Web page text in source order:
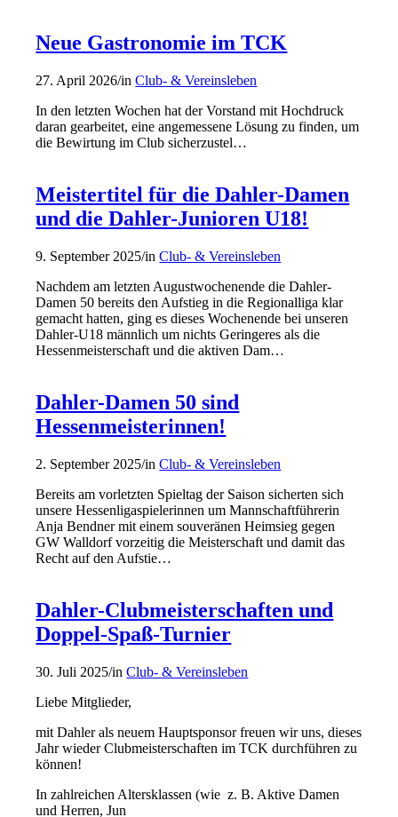
Neue Gastronomie im TCK
27. April 2026/inClub- & Vereinsleben
In den letzten Wochen hat der Vorstand mit Hochdruck
daran gearbeitet, eine angemessene Lösung zu finden, um
die Bewirtung im Club sicherzustel…
Meistertitel für die Dahler-Damen
und die Dahler-Junioren U18!
9. September 2025/inClub- & Vereinsleben
Nachdem am letzten Augustwochenende die Dahler-
Damen 50 bereits den Aufstieg in die Regionalliga klar
gemacht hatten, ging es dieses Wochenende bei unseren
Dahler-U18 männlich um nichts Geringeres als die
Hessenmeisterschaft und die aktiven Dam…
Dahler-Damen 50 sind
Hessenmeisterinnen!
2. September 2025/inClub- & Vereinsleben
Bereits am vorletzten Spieltag der Saison sicherten sich
unsere Hessenligaspielerinnen um Mannschaftführerin
Anja Bendner mit einem souveränen Heimsieg gegen
GW Walldorf vorzeitig die Meisterschaft und damit das
Recht auf den Aufstie…
Dahler-Clubmeisterschaften und
Doppel-Spaß-Turnier
30. Juli 2025/inClub- & Vereinsleben
Liebe Mitglieder,
mit Dahler als neuem Hauptsponsor freuen wir uns, dieses
Jahr wieder Clubmeisterschaften im TCK durchführen zu
können!
In zahlreichen Altersklassen (wie z. B. Aktive Damen
und Herren, Jun